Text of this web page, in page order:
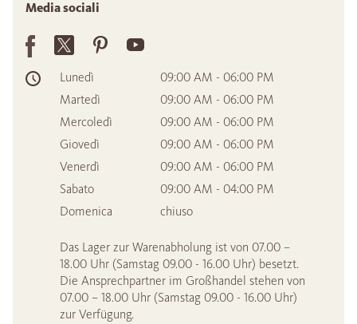
Media sociali
Lunedì
09:00 AM - 06:00 PM
Martedì
09:00 AM - 06:00 PM
Mercoledì
09:00 AM - 06:00 PM
Giovedì
09:00 AM - 06:00 PM
Venerdì
09:00 AM - 06:00 PM
Sabato
09:00 AM - 04:00 PM
Domenica
chiuso
Das Lager zur Warenabholung ist von 07.00 –
18.00 Uhr (Samstag 09.00 - 16.00 Uhr) besetzt.
Die Ansprechpartner im Großhandel stehen von
07.00 – 18.00 Uhr (Samstag 09.00 - 16.00 Uhr)
zur Verfügung.